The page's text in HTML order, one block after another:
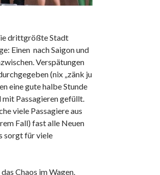
drittgrößte Stadt
Einen nach Saigon und
Verspätungen
(nix „zänk ju
eine gute halbe Stunde
mit Passagieren gefüllt.
viele Passagiere aus
Fall) fast alle Neuen
sorgt für viele
Chaos im Wagen.